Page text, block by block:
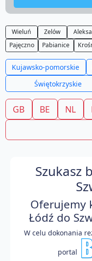
Wieluń Zelów
Pajęczno
Pabianice
Kujawsko-pomorskie
Świętokrzyskie
GB BE NL
Szukasz
Oferujemy
Łódź do
W celu dokonania
portal